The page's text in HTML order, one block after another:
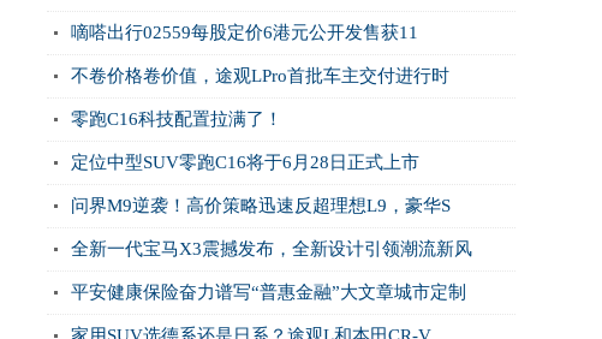
嘀嗒出行02559每股定价6港元公开发售获11
不卷价格卷价值，途观LPro首批车主交付进行时
零跑C16科技配置拉满了！
定位中型SUV零跑C16将于6月28日正式上市
问界M9逆袭！高价策略迅速反超理想L9，豪华S
全新一代宝马X3震撼发布，全新设计引领潮流新风
平安健康保险奋力谱写“普惠金融”大文章城市定制